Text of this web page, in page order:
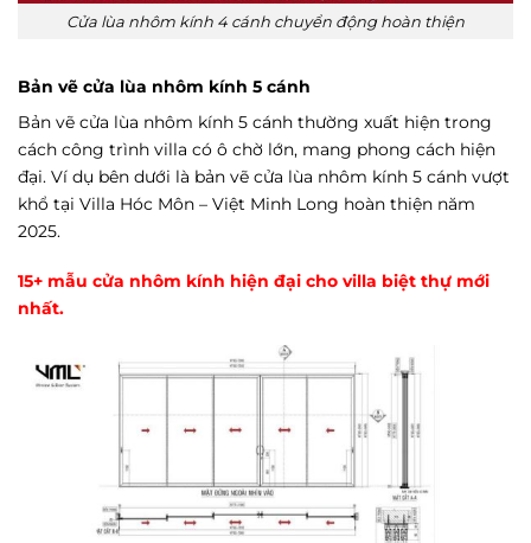
Cửa lùa nhôm kính 4 cánh chuyển động hoàn thiện
Bản vẽ cửa lùa nhôm kính 5 cánh
Bản vẽ cửa lùa nhôm kính 5 cánh thường xuất hiện trong
cách công trình villa có ô chờ lớn, mang phong cách hiện
đại. Ví dụ bên dưới là bản vẽ cửa lùa nhôm kính 5 cánh vượt
khổ tại Villa Hóc Môn – Việt Minh Long hoàn thiện năm
2025.
15+ mẫu cửa nhôm kính hiện đại cho villa biệt thự mới
nhất.